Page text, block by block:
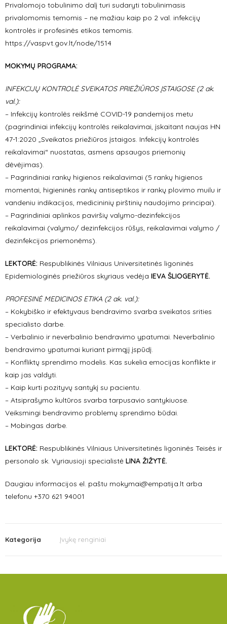
Privalomojo tobulinimo dalį turi sudaryti tobulinimasis
privalomomis temomis – ne mažiau kaip po 2 val. infekcijų
kontrolės ir profesinės etikos temomis.
https://vaspvt.gov.lt/node/1514
MOKYMŲ PROGRAMA:
INFEKCIJŲ KONTROLĖ SVEIKATOS PRIEŽIŪROS ĮSTAIGOSE (2 ak.
val.):
– Infekcijų kontrolės reikšmė COVID-19 pandemijos metu
(pagrindiniai infekcijų kontrolės reikalavimai, įskaitant naujas HN
47-1:2020 „Sveikatos priežiūros įstaigos. Infekcijų kontrolės
reikalavimai“ nuostatas, asmens apsaugos priemonių
dėvėjimas).
– Pagrindiniai rankų higienos reikalavimai (5 rankų higienos
momentai, higieninės rankų antiseptikos ir rankų plovimo muilu ir
vandeniu indikacijos, medicininių pirštinių naudojimo principai).
– Pagrindiniai aplinkos paviršių valymo-dezinfekcijos
reikalavimai (valymo/ dezinfekcijos rūšys, reikalavimai valymo /
dezinfekcijos priemonėms).
LEKTORĖ: Respublikinės Vilniaus Universitetinės ligoninės
Epidemiologinės priežiūros skyriaus vedėja IEVA ŠLIOGERYTĖ.
PROFESINĖ MEDICINOS ETIKA (2 ak. val.):
– Kokybiško ir efektyvaus bendravimo svarba sveikatos srities
specialisto darbe.
– Verbalinio ir neverbalinio bendravimo ypatumai. Neverbalinio
bendravimo ypatumai kuriant pirmąjį įspūdį.
– Konfliktų sprendimo modelis. Kas sukelia emocijas konflikte ir
kaip jas valdyti.
– Kaip kurti pozityvų santykį su pacientu.
– Atsiprašymo kultūros svarba tarpusavio santykiuose.
Veiksmingi bendravimo problemų sprendimo būdai.
– Mobingas darbe.
LEKTORĖ: Respublikinės Vilniaus Universitetinės ligoninės Teisės ir
personalo sk. Vyriausioji specialistė LINA ŽIŽYTĖ.
Daugiau informacijos el. paštu mokymai@empatija.lt arba
telefonu +370 621 94001
Kategorija Įvykę renginiai